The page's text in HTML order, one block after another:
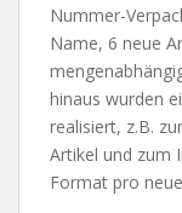
Nummer-
Name, 6 neue
hinaus wurden
realisiert, z.B.
Artikel und zum
Format pro